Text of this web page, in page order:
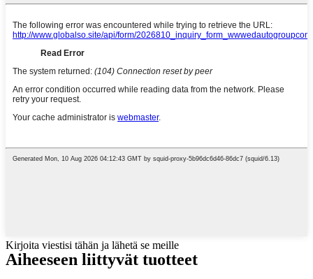
Kirjoita viestisi tähän ja lähetä se meille
Aiheeseen liittyvät tuotteet